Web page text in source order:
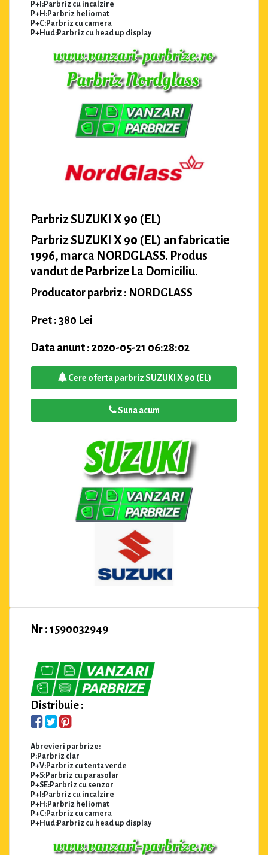
P+I:Parbriz cu incalzire
P+H:Parbriz heliomat
P+C:Parbriz cu camera
P+Hud:Parbriz cu head up display
Parbriz SUZUKI X 90 (EL)
Parbriz SUZUKI X 90 (EL) an fabricatie
1996, marca NORDGLASS. Produs
vandut de Parbrize La Domiciliu.
Producator parbriz : NORDGLASS
Pret : 380 Lei
Data anunt : 2020-05-21 06:28:02
Cere oferta parbriz SUZUKI X 90 (EL)
Suna acum
Nr : 1590032949
Distribuie :
Abrevieri parbrize:
P:Parbriz clar
P+V:Parbriz cu tenta verde
P+S:Parbriz cu parasolar
P+SE:Parbriz cu senzor
P+I:Parbriz cu incalzire
P+H:Parbriz heliomat
P+C:Parbriz cu camera
P+Hud:Parbriz cu head up display